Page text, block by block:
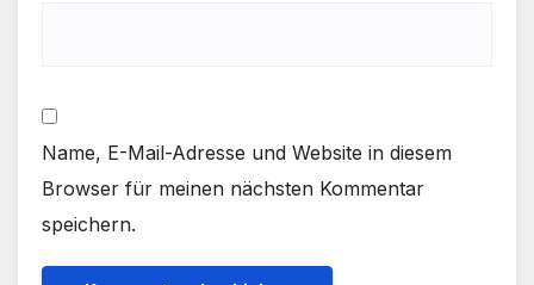
Name, E-Mail-Adresse und Website in diesem
Browser für meinen nächsten Kommentar
speichern.